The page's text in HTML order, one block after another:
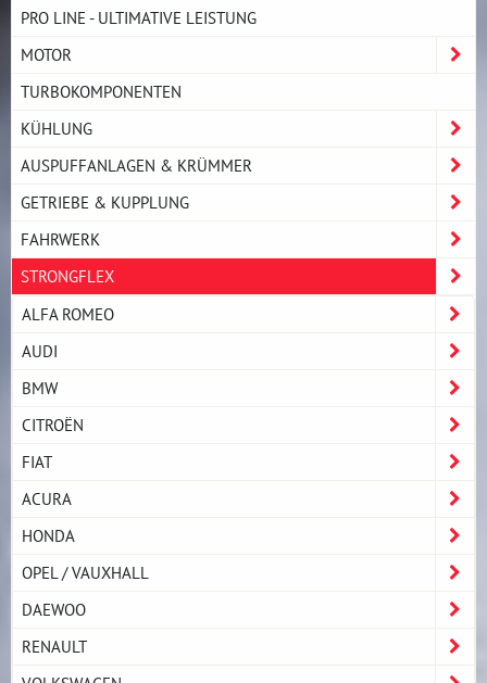
PRO LINE - ULTIMATIVE LEISTUNG
MOTOR
TURBOKOMPONENTEN
KÜHLUNG
AUSPUFFANLAGEN & KRÜMMER
GETRIEBE & KUPPLUNG
FAHRWERK
STRONGFLEX
ALFA ROMEO
AUDI
BMW
CITROËN
FIAT
ACURA
HONDA
OPEL / VAUXHALL
DAEWOO
RENAULT